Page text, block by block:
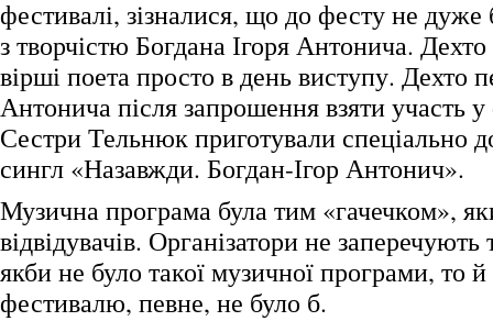
фестивалі, зізналися, що до фесту не дуже
з творчістю Богдана Ігоря Антонича. Дехто
вірші поета просто в день виступу. Дехто
Антонича після запрошення взяти участь
Сестри Тельнюк приготували спеціально
сингл «Назавжди. Богдан-Ігор Антонич».
Музична програма була тим «гачечком»,
відвідувачів. Організатори не
якби не було такої музичної програми, то
фестивалю, певне, не було б.